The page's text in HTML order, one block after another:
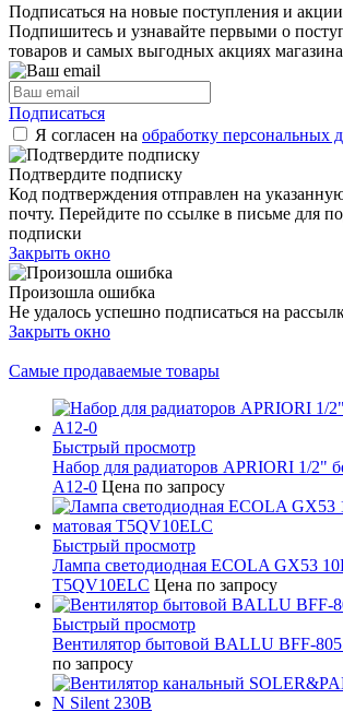
Подписаться на новые поступления и акции
Подпишитесь и узнавайте первыми о
товаров и самых выгодных акциях
Подписаться
Я согласен на обработку персональных
Подтвердите подписку
Код подтверждения отправлен на
почту. Перейдите по ссылке в письме для
подписки
Закрыть окно
Произошла ошибка
Не удалось успешно подписаться на
Закрыть окно
Самые продаваемые товары
Быстрый просмотр
Набор для радиаторов APRIORI 1/2"
A12-0 Цена по запросу
Быстрый просмотр
Лампа светодиодная ECOLA GX53
T5QV10ELC Цена по запросу
Быстрый просмотр
Вентилятор бытовой BALLU BFF-
по запросу